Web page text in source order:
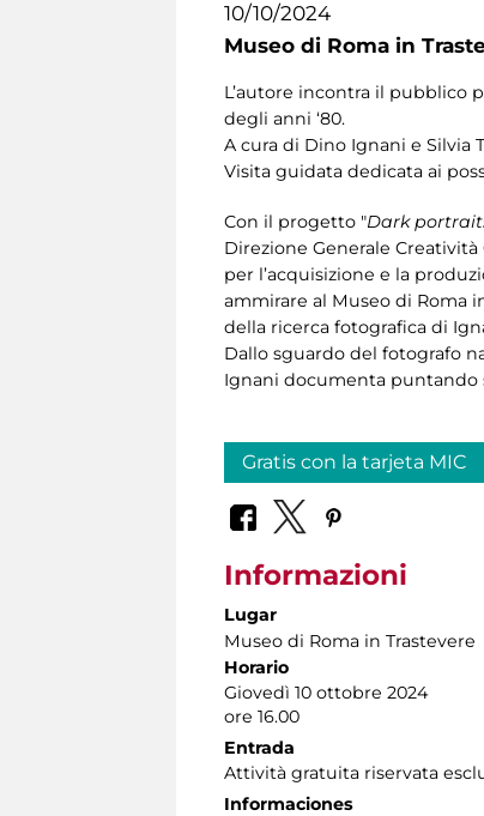
10/10/2024
Museo di Roma in
L’autore incontra il pubblico
degli anni ‘80.
A cura di Dino Ignani e Silvia
Visita guidata dedicata ai
Con il progetto "Dark
Direzione Generale
per l’acquisizione e la
ammirare al Museo di Roma
della ricerca fotografica di
Dallo sguardo del fotografo
Ignani documenta puntando
Gratis con la tarjeta MIC
Informazioni
Lugar
Museo di Roma in Trastevere
Horario
Giovedì 10 ottobre 2024
ore 16.00
Entrada
Attività gratuita riservata
Informaciones